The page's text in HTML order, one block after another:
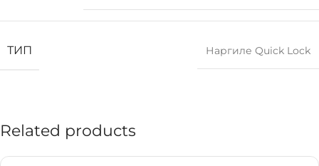
ТИП Наргиле Quick Lock
Related products